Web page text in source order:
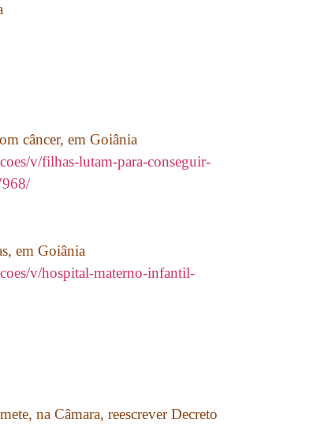
câncer, em Goiânia
v/filhas-lutam-para-conseguir-
em Goiânia
v/hospital-materno-infantil-
na Câmara, reescrever Decreto